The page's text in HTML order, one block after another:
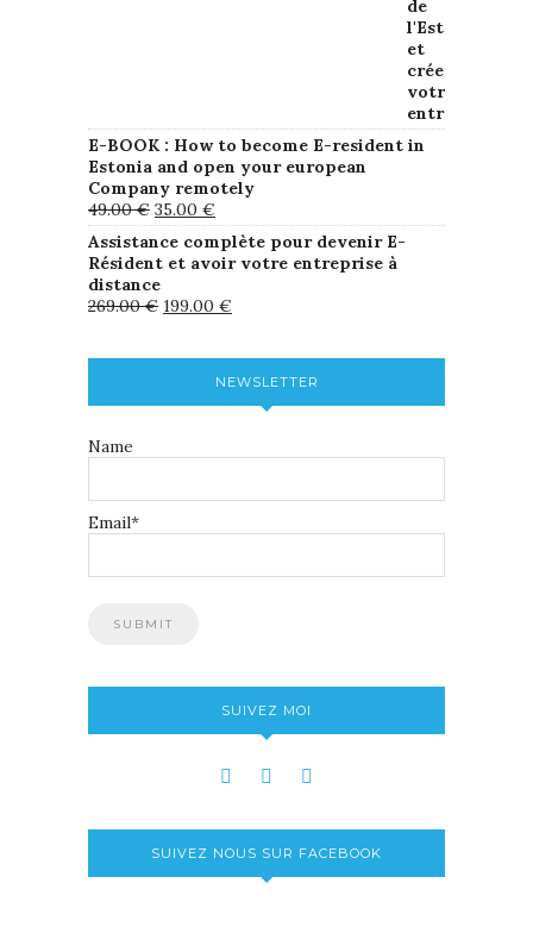
E-BOOK : How to become E-resident in
Estonia and open your european
Company remotely
49.00€ 35.00 €
Assistance complète pour devenir E-
Résident et avoir votre entreprise à
distance
269.00€ 199.00 €
NEWSLETTER
Name
Email*
SUIVEZ MOI
SUIVEZ NOUS SUR FACEBOOK